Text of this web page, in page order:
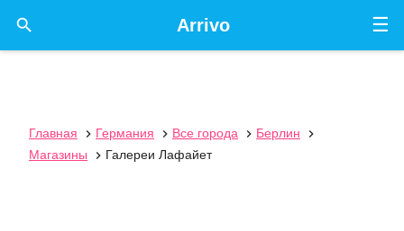
☰
Arrivo

Главная  Германия  Все города  Берлин

Магазины
 Галереи Лафайет